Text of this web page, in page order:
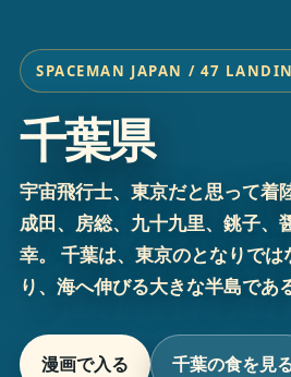
SPACEMAN JAPAN / 47
千葉県
宇宙飛行士、東京だと思って着
成田、房総、九十九里、銚子、
幸。 千葉は、東京のとなりで
り、海へ伸びる大きな半島であ
漫画で入る 千葉の食を見